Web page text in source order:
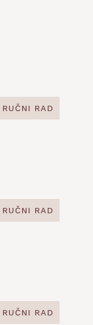
SOLD
RUČNI RAD
RUČNI RAD
RUČNI RAD